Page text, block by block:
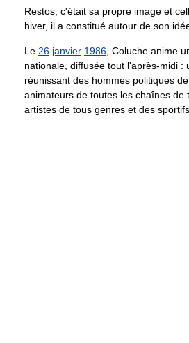
Restos, c'était sa propre image et
hiver, il a constitué autour de son
Le 26 janvier 1986, Coluche anime
nationale, diffusée tout l'après-midi :
réunissant des hommes politiques
animateurs de toutes les chaînes de
artistes de tous genres et des